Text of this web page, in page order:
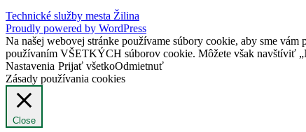
Technické služby mesta Žilina
Proudly powered by WordPress
Na našej webovej stránke používame súbory cookie, aby sme
používaním VŠETKÝCH súborov cookie. Môžete však navštíviť
Nastavenia Prijať všetkoOdmietnuť
Zásady používania cookies
Close